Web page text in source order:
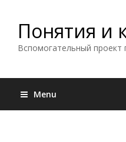
Понятия и
Вспомогательный
Menu